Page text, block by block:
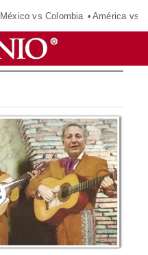
México vs Colombia América vs